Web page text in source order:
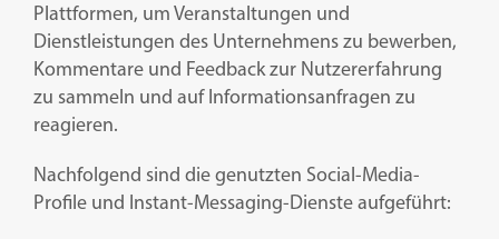
Plattformen, um Veranstaltungen und
Dienstleistungen des Unternehmens zu bewerben,
Kommentare und Feedback zur Nutzererfahrung
zu sammeln und auf Informationsanfragen zu
reagieren.
Nachfolgend sind die genutzten Social-Media-
Profile und Instant-Messaging-Dienste aufgeführt: